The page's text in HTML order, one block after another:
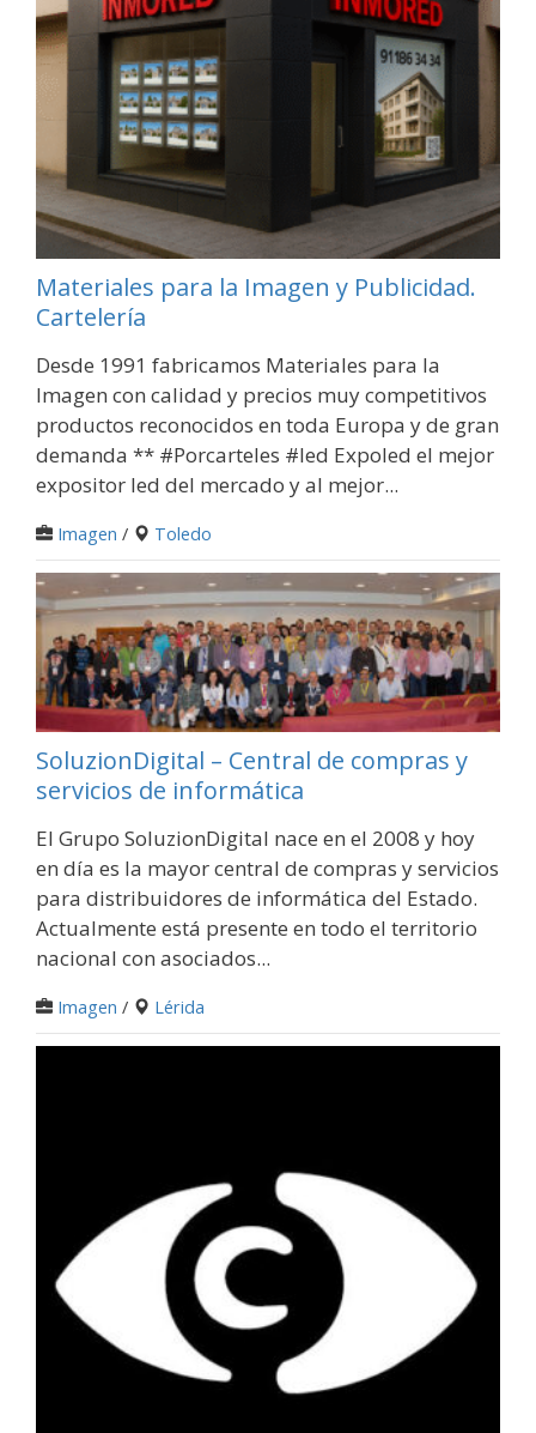
Materiales para la Imagen y Publicidad.
Cartelería
Desde 1991 fabricamos Materiales para la
Imagen con calidad y precios muy competitivos
productos reconocidos en toda Europa y de gran
demanda ** #Porcarteles #led Expoled el mejor
expositor led del mercado y al mejor...
Imagen / Toledo
SoluzionDigital – Central de compras y
servicios de informática
El Grupo SoluzionDigital nace en el 2008 y hoy
en día es la mayor central de compras y servicios
para distribuidores de informática del Estado.
Actualmente está presente en todo el territorio
nacional con asociados...
Imagen / Lérida